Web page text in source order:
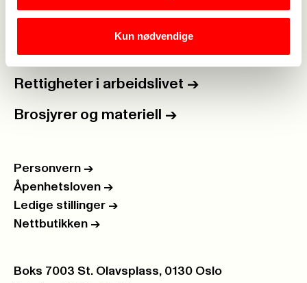
Kun nødvendige
Kalender ->
Om Fagforbundet ->
Rettigheter i arbeidslivet ->
Brosjyrer og materiell ->
Personvern ->
Åpenhetsloven ->
Ledige stillinger ->
Nettbutikken ->
Postboks:
Boks 7003 St. Olavsplass, 0130 Oslo